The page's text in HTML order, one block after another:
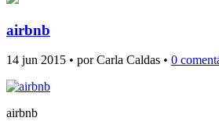
airbnb
14 jun 2015 • por Carla Caldas • 0
airbnb